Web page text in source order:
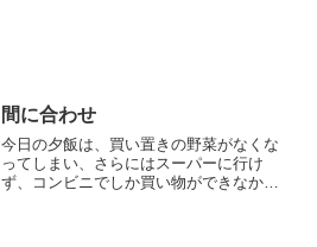
間に合わせ
今日の夕飯は、買い置きの野菜がなくな
ってしまい、さらにはスーパーに行け
ず、コンビニでしか買い物ができなかっ